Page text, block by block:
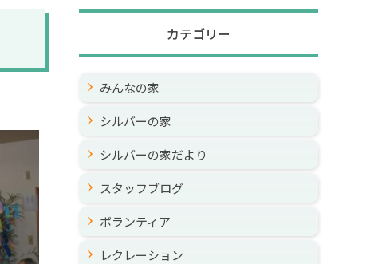
カテゴリー
みんなの家
シルバーの家
シルバーの家だより
スタッフブログ
ボランティア
レクレーション